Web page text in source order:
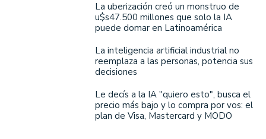
La uberización creó un monstruo de
u$s47.500 millones que solo la IA
puede domar en Latinoamérica
La inteligencia artificial industrial no
reemplaza a las personas, potencia sus
decisiones
Le decís a la IA "quiero esto", busca el
precio más bajo y lo compra por vos: el
plan de Visa, Mastercard y MODO